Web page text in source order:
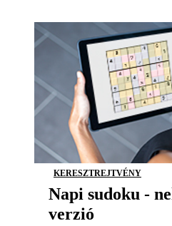
KERESZTREJTVÉNY
Napi sudoku -
verzió